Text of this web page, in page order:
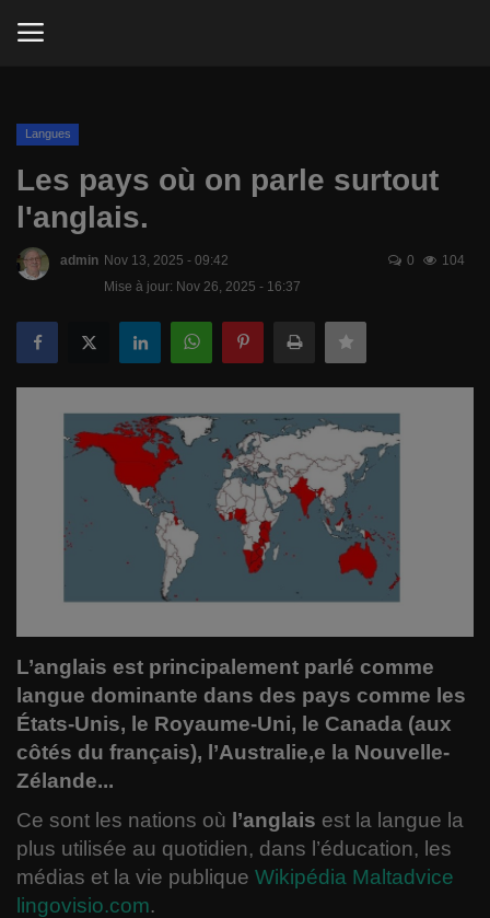
Connexion
Jeux
But du site
Télévision
Apprendre une langue avant de partir
en voyage
Comment garder votre forme ?
Le RIAQ
Spiritualité
Politique
Varia
Sciences
Langues
Les pays où on parle surtout
l'anglais.
admin Nov 13, 2025 - 09:42
Mise à jour: Nov 26, 2025 - 16:37
0 104
L’anglais est principalement parlé comme
langue dominante dans des pays comme les
États-Unis, le Royaume-Uni, le Canada (aux
côtés du français), l’Australie,e la Nouvelle-
Zélande...
Ce sont les nations où l’anglais est la langue la
plus utilisée au quotidien, dans l’éducation, les
médias et la vie publique Wikipédia Maltadvice
lingovisio.com.